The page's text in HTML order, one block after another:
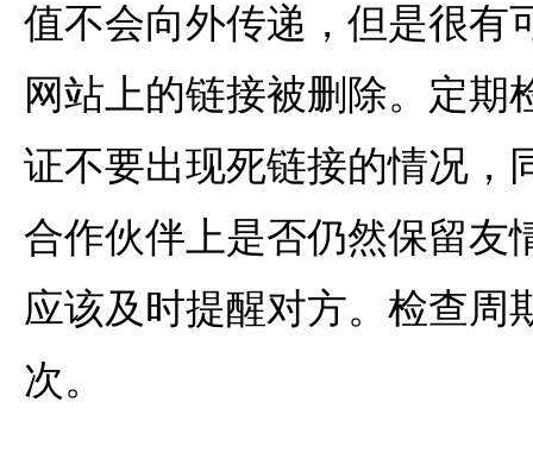
值不会向外传递，但是很有
网站上的链接被删除。定期
证不要出现死链接的情况，
合作伙伴上是否仍然保留友
应该及时提醒对方。检查周
次。